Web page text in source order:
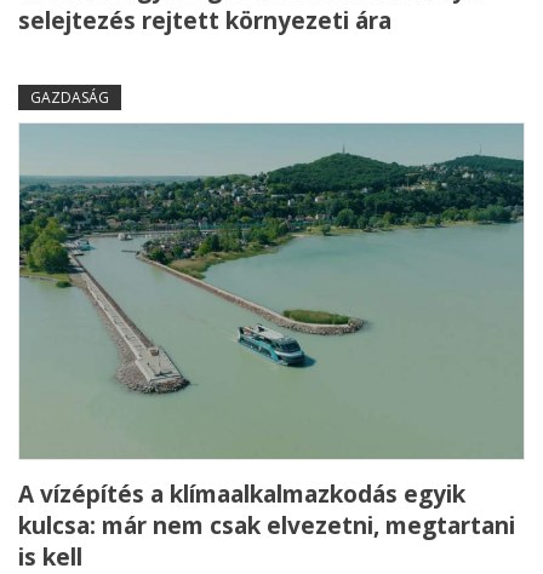
selejtezés rejtett környezeti ára
GAZDASÁG
A vízépítés a klímaalkalmazkodás egyik
kulcsa: már nem csak elvezetni, megtartani
is kell